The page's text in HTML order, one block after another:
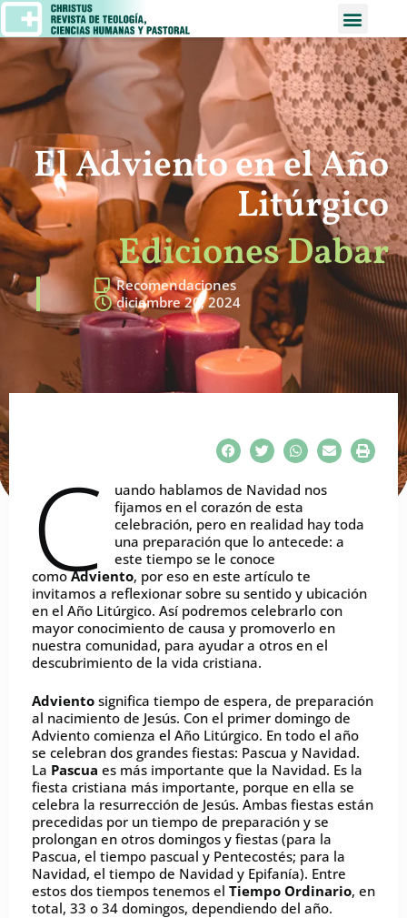
El Adviento en el Año
Litúrgico
Ediciones Dabar
Recomendaciones
diciembre 20, 2024
C
uando hablamos de Navidad nos
fijamos en el corazón de esta
celebración, pero en realidad hay toda
una preparación que lo antecede: a
este tiempo se le conoce
comoAdviento, por eso en este artículo te
invitamos a reflexionar sobre su sentido y ubicación
en el Año Litúrgico. Así podremos celebrarlo con
mayor conocimiento de causa y promoverlo en
nuestra comunidad, para ayudar a otros en el
descubrimiento de la vida cristiana.
Adviento significa tiempo de espera, de preparación
al nacimiento de Jesús. Con el primer domingo de
Adviento comienza el Año Litúrgico. En todo el año
se celebran dos grandes fiestas: Pascua y Navidad.
La Pascua es más importante que la Navidad. Es la
fiesta cristiana más importante, porque en ella se
celebra la resurrección de Jesús. Ambas fiestas están
precedidas por un tiempo de preparación y se
prolongan en otros domingos y fiestas (para la
Pascua, el tiempo pascual y Pentecostés; para la
Navidad, el tiempo de Navidad y Epifanía). Entre
estos dos tiempos tenemos el Tiempo Ordinario, en
total, 33 o 34 domingos, dependiendo del año.